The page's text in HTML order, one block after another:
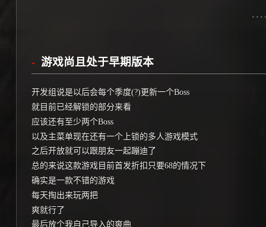
游戏尚且处于早期版本
开发组说是以后会每个季度(?)更新一个Boss
就目前已经解锁的部分来看
应该还有至少两个Boss
以及主菜单现在还有一个上锁的多人游戏模式
之后开放就可以跟朋友一起蹦迪了
总的来说这款游戏目前首发折扣只要68的情况下
确实是一款不错的游戏
每天掏出来玩两把
爽就行了
最后放个我自己导入的爽曲